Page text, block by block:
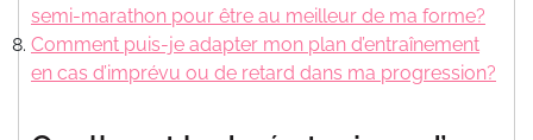
semi-marathon pour être au meilleur de ma forme?
Comment puis-je adapter mon plan d’entraînement
en cas d’imprévu ou de retard dans ma progression?